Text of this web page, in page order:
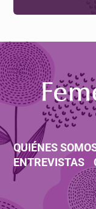
QUIÉNES
ENTREVISTAS